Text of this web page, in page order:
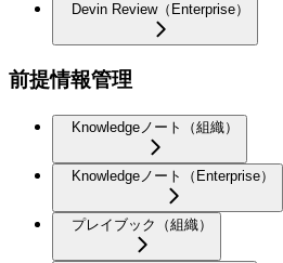
Devin Review（Enterprise）
前提情報管理
Knowledgeノート（組織）
Knowledgeノート（Enterprise）
プレイブック（組織）